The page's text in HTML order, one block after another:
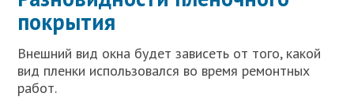
покрытия
Внешний вид окна будет зависеть от того, какой
вид пленки использовался во время ремонтных
работ.